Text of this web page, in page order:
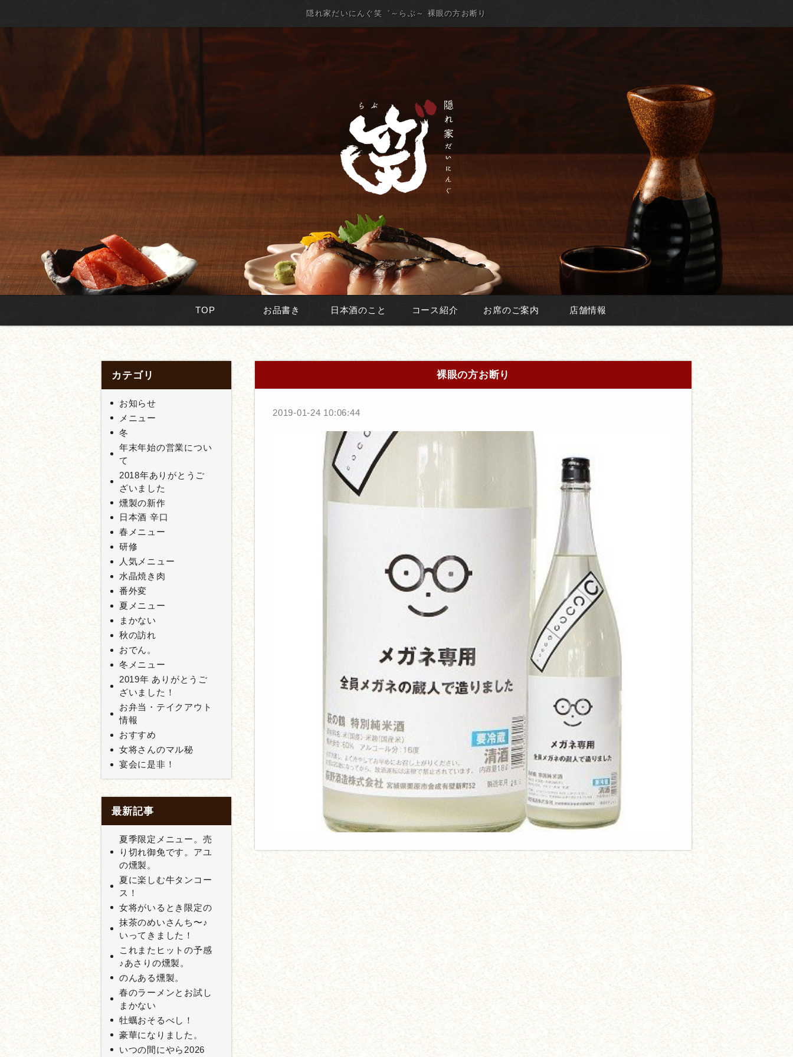
隠れ家だいにんぐ笑゛～らぶ～ 裸眼の方お断り
TOP お品書き 日本酒のこと コース紹介 お席のご案内 店舗情報
カテゴリ
お知らせ
メニュー
冬
年末年始の営業につい
て
2018年ありがとうご
ざいました
燻製の新作
日本酒 辛口
春メニュー
研修
人気メニュー
水晶焼き肉
番外変
夏メニュー
まかない
秋の訪れ
おでん。
冬メニュー
2019年 ありがとうご
ざいました！
お弁当・テイクアウト
情報
おすすめ
女将さんのマル秘
宴会に是非！
最新記事
夏季限定メニュー。売
り切れ御免です。アユ
の燻製。
夏に楽しむ牛タンコー
ス！
女将がいるとき限定の
抹茶のめいさんち〜♪
いってきました！
これまたヒットの予感
♪あさりの燻製。
のんある燻製。
春のラーメンとお試し
まかない
牡蠣おそるべし！
豪華になりました。
いつの間にやら2026
裸眼の方お断り
2019-01-24 10:06:44